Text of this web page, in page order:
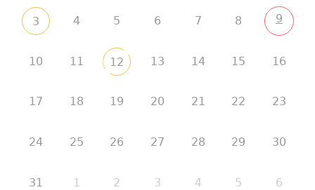
3 4 5 6 7 8 9
10 11 12 13 14 15 16
17 18 19 20 21 22 23
24 25 26 27 28 29 30
31 1 2 3 4 5 6